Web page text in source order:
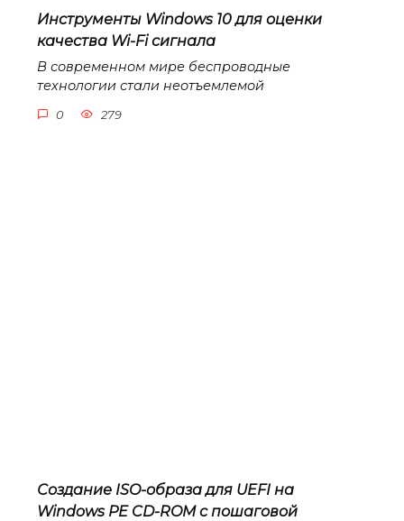
Инструменты Windows 10 для оценки
качества Wi-Fi сигнала
В современном мире беспроводные
технологии стали неотъемлемой
0 279
Создание ISO-образа для UEFI на
Windows PE CD-ROM с пошаговой